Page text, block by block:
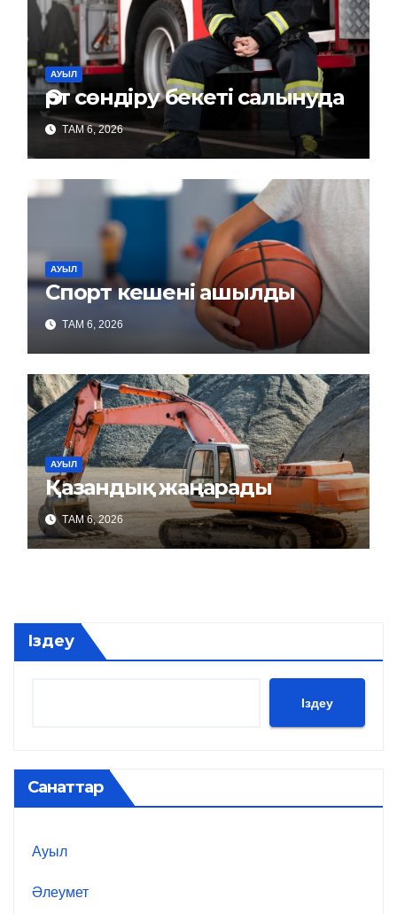
АУЫЛ
Өрт сөндіру бекеті салынуда
ТАМ 6, 2026
АУЫЛ
Спорт кешені ашылды
ТАМ 6, 2026
АУЫЛ
Қазандық жаңарады
ТАМ 6, 2026
Іздеу
Іздеу
Санаттар
Ауыл
Әлеумет